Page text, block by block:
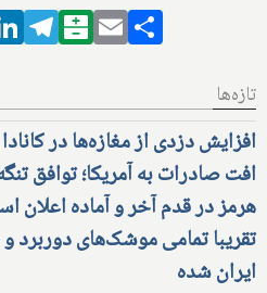
LinkedIn
Telegram
Balatarin
Email
تازه‌ها
افزایش دزدی از مغازه‌ها در
افت صادرات به آمریکا؛ توافق
هرمز در قدم آخر و آماده اعلان
ایران شده